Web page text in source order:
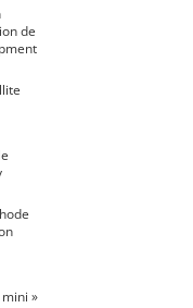
de
»